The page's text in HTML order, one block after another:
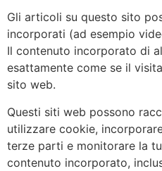
Gli articoli su questo sito
incorporati (ad esempio
Il contenuto incorporato di
esattamente come se il
sito web.
Questi siti web possono
utilizzare cookie,
terze parti e monitorare la
contenuto incorporato,